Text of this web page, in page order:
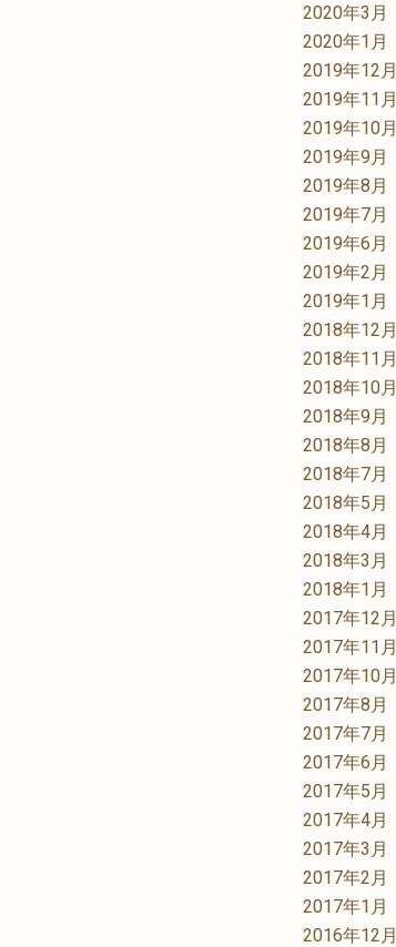
2020年3月
2020年1月
2019年12月
2019年11月
2019年10月
2019年9月
2019年8月
2019年7月
2019年6月
2019年2月
2019年1月
2018年12月
2018年11月
2018年10月
2018年9月
2018年8月
2018年7月
2018年5月
2018年4月
2018年3月
2018年1月
2017年12月
2017年11月
2017年10月
2017年8月
2017年7月
2017年6月
2017年5月
2017年4月
2017年3月
2017年2月
2017年1月
2016年12月